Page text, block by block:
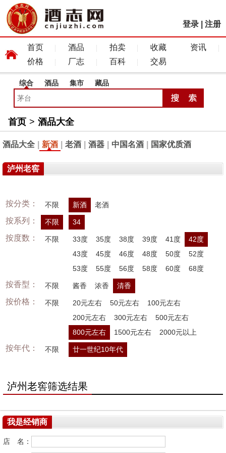
登录 注册
首页 酒品 拍卖 收藏
资讯
价格
厂志 百科 交易
综合 酒品 集市 藏品
首页 > 酒品大全
酒品大全 新酒 老酒 酒器 中国名酒 国家优质酒
泸州老窖
按分类： 不限 新酒 老酒
按系列： 不限 34
按度数： 不限 33度 35度 38度 39度 41度
42度
43度
45度 46度 48度 50度
52度
53度
55度 56度 58度 60度 68度
按香型： 不限 酱香 浓香 清香
按价格： 不限 20元左右 50元左右
100元左右
200元左右
300元左右
500元左右
800元左右
1500元左右 2000元以上
按年代： 不限 廿一世纪10年代
泸州老窖筛选结果
我是经销商
店 名：